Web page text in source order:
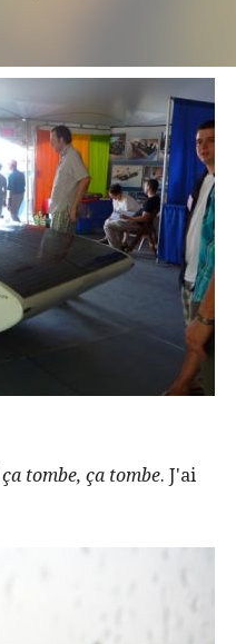
tombe, ça tombe. J'ai